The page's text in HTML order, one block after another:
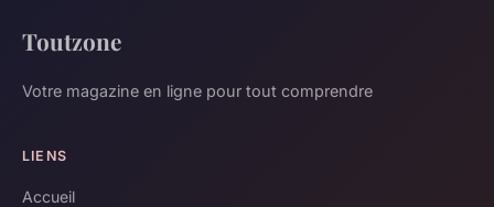
Toutzone
Votre magazine en ligne pour tout comprendre
LIENS
Accueil